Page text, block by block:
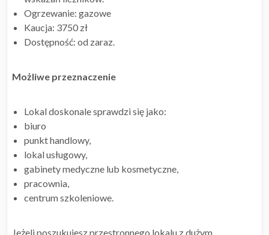
Ogrzewanie: gazowe
Kaucja: 3750 zł
Dostępność: od zaraz.
Możliwe przeznaczenie
Lokal doskonale sprawdzi się jako:
biuro
punkt handlowy,
lokal usługowy,
gabinety medyczne lub kosmetyczne,
pracownia,
centrum szkoleniowe.
Jeżeli poszukujesz przestronnego lokalu z dużym